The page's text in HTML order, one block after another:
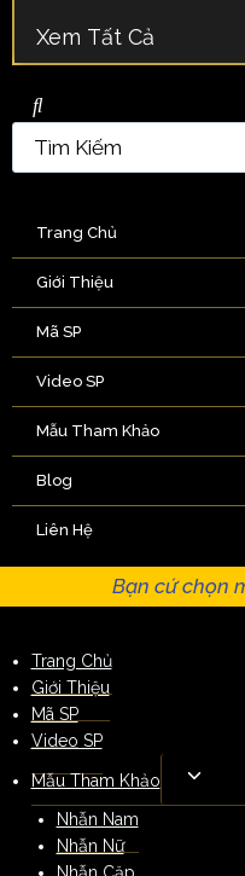
Xem Tất Cả
Trang Chủ
Giới Thiệu
Mã SP
Video SP
Mẫu Tham Khảo
Blog
Liên Hệ
Bạn cứ chọn
Trang Chủ
Giới Thiệu
Mã SP
Video SP
Mẫu Tham Khảo
Nhẫn Nam
Nhẫn Nữ